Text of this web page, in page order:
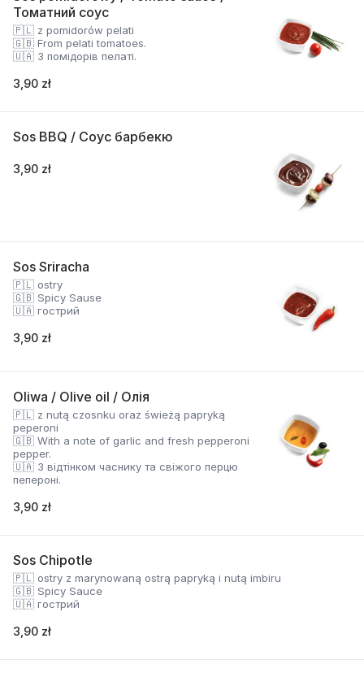
Томатний соус
🇵🇱 z pomidorów pelati
🇬🇧 From pelati tomatoes.
🇺🇦 З помідорів пелаті.
3,90 zł
Sos BBQ / Соус барбекю
3,90 zł
Sos Sriracha
🇵🇱 ostry
🇬🇧 Spicy Sause
🇺🇦 гострий
3,90 zł
Oliwa / Olive oil / Олія
🇵🇱 z nutą czosnku oraz świeżą papryką
peperoni
🇬🇧 With a note of garlic and fresh pepperoni
pepper.
🇺🇦 З відтінком часнику та свіжого перцю
пепероні.
3,90 zł
Sos Chipotle
🇵🇱 ostry z marynowaną ostrą papryką i nutą imbiru
🇬🇧 Spicy Sauce
🇺🇦 гострий
3,90 zł